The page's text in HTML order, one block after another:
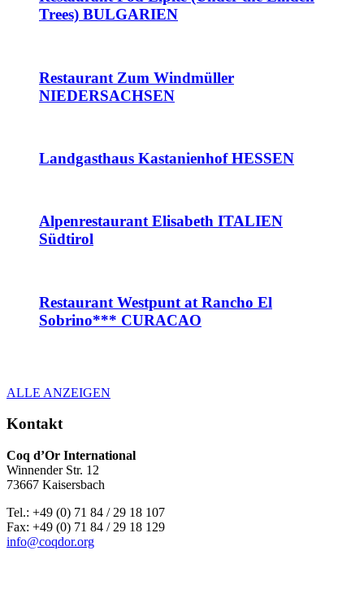
Trees) BULGARIEN
Restaurant Zum Windmüller
NIEDERSACHSEN
Landgasthaus Kastanienhof HESSEN
Alpenrestaurant Elisabeth ITALIEN
Südtirol
Restaurant Westpunt at Rancho El
Sobrino*** CURACAO
ALLE ANZEIGEN
Kontakt
Coq d’Or International
Winnender Str. 12
73667 Kaisersbach
Tel.: +49 (0) 71 84 / 29 18 107
Fax: +49 (0) 71 84 / 29 18 129
info@coqdor.org